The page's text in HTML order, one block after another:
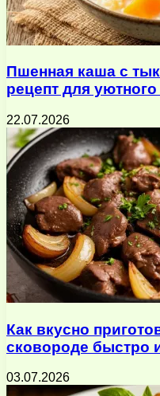
Пшенная каша с
рецепт для уютного
22.07.2026
Как вкусно
сковороде быстро
03.07.2026